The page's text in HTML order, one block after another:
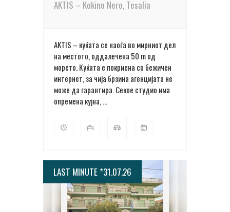
AKTIS – Kokino Nero, Tesalia
AKTIS – куќата се наоѓа во мирниот дел
на местото, оддалечена 50 m од
морето. Куќата е покриена со бежичен
интернет, за чија брзина агенцијата не
може да гарантира. Секое студио има
опремена кујна, ...
LAST MINUTE *31.07.26
ПОВЕЌЕ ДЕТАЛИ